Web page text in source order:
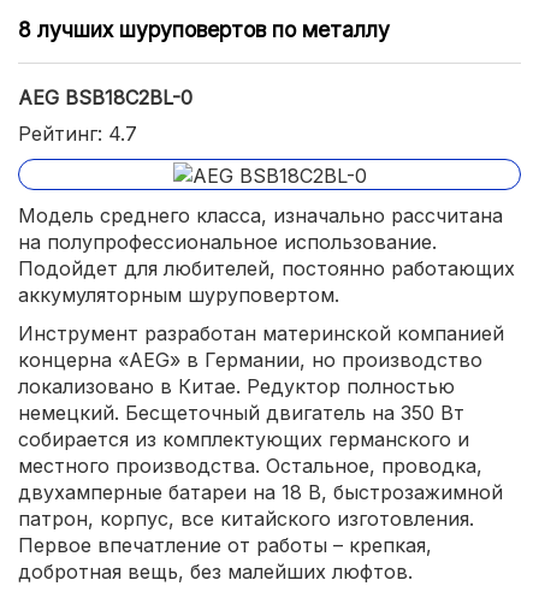
8 лучших шуруповертов по металлу
AEG BSB18C2BL-0
Рейтинг: 4.7
Модель среднего класса, изначально рассчитана
на полупрофессиональное использование.
Подойдет для любителей, постоянно работающих
аккумуляторным шуруповертом.
Инструмент разработан материнской компанией
концерна «AEG» в Германии, но производство
локализовано в Китае. Редуктор полностью
немецкий. Бесщеточный двигатель на 350 Вт
собирается из комплектующих германского и
местного производства. Остальное, проводка,
двухамперные батареи на 18 В, быстрозажимной
патрон, корпус, все китайского изготовления.
Первое впечатление от работы – крепкая,
добротная вещь, без малейших люфтов.